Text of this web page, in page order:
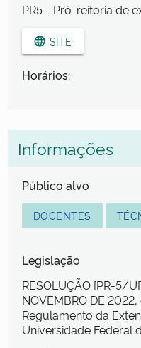
PR5 - Pró-reitoria de
language SITE
Horários:
Informações
Público alvo
DOCENTES
Legislação
RESOLUÇÃO [PR-5/
NOVEMBRO DE
Regulamento da
Universidade Federal